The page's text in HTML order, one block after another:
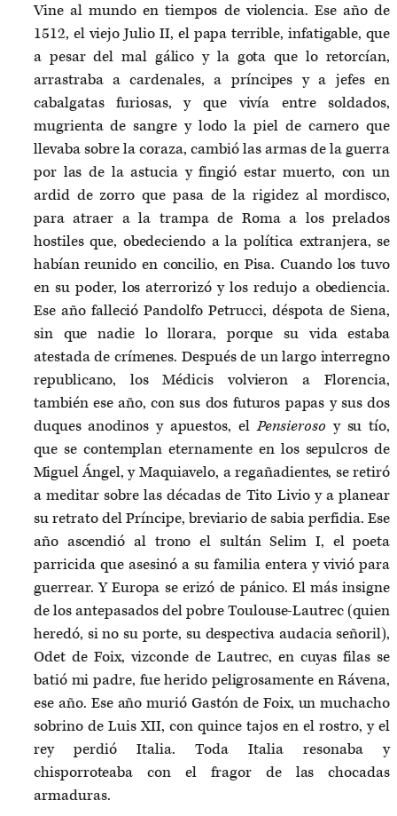
Vine al mundo en tiempos de violencia. Ese año de
1512, el viejo Julio II, el papa terrible, infatigable, que
a pesar del mal gálico y la gota que lo retorcían,
arrastraba a cardenales, a príncipes y a jefes en
cabalgatas furiosas, y que vivía entre soldados,
mugrienta de sangre y lodo la piel de carnero que
llevaba sobre la coraza, cambió las armas de la guerra
por las de la astucia y fingió estar muerto, con un
ardid de zorro que pasa de la rigidez al mordisco,
para atraer a la trampa de Roma a los prelados
hostiles que, obedeciendo a la política extranjera, se
habían reunido en concilio, en Pisa. Cuando los tuvo
en su poder, los aterrorizó y los redujo a obediencia.
Ese año falleció Pandolfo Petrucci, déspota de Siena,
sin que nadie lo llorara, porque su vida estaba
atestada de crímenes. Después de un largo interregno
republicano, los Médicis volvieron a Florencia,
también ese año, con sus dos futuros papas y sus dos
duques anodinos y apuestos, elPensieroso y su tío,
que se contemplan eternamente en los sepulcros de
Miguel Ángel, y Maquiavelo, a regañadientes, se retiró
a meditar sobre las décadas de Tito Livio y a planear
su retrato del Príncipe, breviario de sabia perfidia. Ese
año ascendió al trono el sultán Selim I, el poeta
parricida que asesinó a su familia entera y vivió para
guerrear. Y Europa se erizó de pánico. El más insigne
de los antepasados del pobre Toulouse-Lautrec (quien
heredó, si no su porte, su despectiva audacia señoril),
Odet de Foix, vizconde de Lautrec, en cuyas filas se
batió mi padre, fue herido peligrosamente en Rávena,
ese año. Ese año murió Gastón de Foix, un muchacho
sobrino de Luis XII, con quince tajos en el rostro, y el
rey perdió Italia. Toda Italia resonaba y
chisporroteaba con el fragor de las chocadas
armaduras.